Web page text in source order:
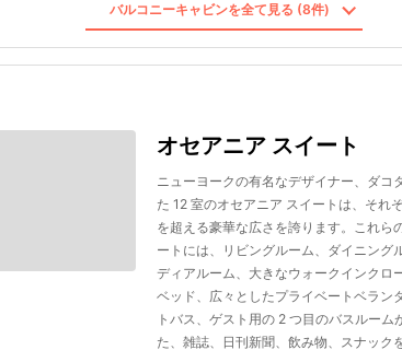
バルコニーキャビンを全て見る (8件)
オセアニア スイート
ニューヨークの有名なデザイナー、ダコ
た 12 室のオセアニア スイートは、それ
を超える豪華な広さを誇ります。これら
ートには、リビングルーム、ダイニング
ディアルーム、大きなウォークインクロ
ベッド、広々としたプライベートベラン
トバス、ゲスト用の 2 つ目のバスルーム
た、雑誌、日刊新聞、飲み物、スナック